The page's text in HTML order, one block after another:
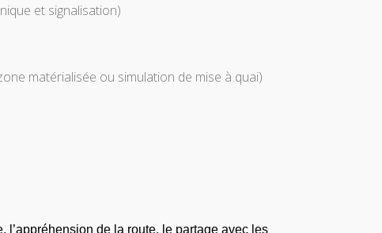
et signalisation)
matérialisée ou simulation de mise à quai)
de la route, le partage avec les